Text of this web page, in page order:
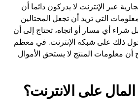
عبر الإنترنت لا يدركون دائما أن
التي تريد أن تجعل المحتالين
شراء أي مسار أو اتجاه، تحتاج إلى أن
ذلك على شبكة الإنترنت. في معظم
معلومات المنتج لا يستحق الأموال
على الانترنت؟